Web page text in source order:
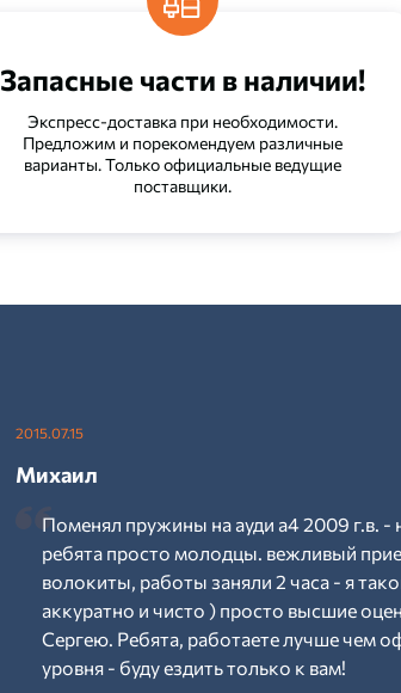
Запасные части в наличии!
Экспресс-доставка при необходимости.
Предложим и порекомендуем различные
варианты. Только официальные ведущие
поставщики.
2015.07.15
Михаил
Поменял пружины на ауди а4 2009 г.в. -
ребята просто молодцы. вежливый
волокиты, работы заняли 2 часа - я
аккуратно и чисто ) просто высшие
Сергею. Ребята, работаете лучше чем
уровня - буду ездить только к вам!